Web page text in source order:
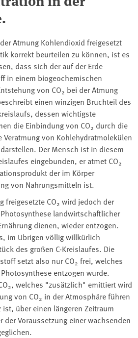
Atmung Kohlendioxid freigesetzt
korrekt beurteilen zu können, ist es
dass sich der auf der Erde
in einem biogeochemischen
von CO2 bei der Atmung
einen winzigen Bruchteil des
dessen wichtigste
die Einbindung von CO2 durch die
Veratmung von Kohlehydratmolekülen
darstellen. Der Mensch ist in diesem
eingebunden, er atmet CO2
der im Körper
von Nahrungsmitteln ist.
freigesetzte CO2 wird jedoch der
landwirtschaftlicher
dienen, wieder entzogen.
im Übrigen völlig willkürlich
des großen C-Kreislaufes. Die
setzt also nur CO2 frei, welches
entzogen wurde.
2, welches "zusätzlich" emittiert wird
von CO2 in der Atmosphäre führen
ist, über einen längeren Zeitraum
Voraussetzung einer wachsenden